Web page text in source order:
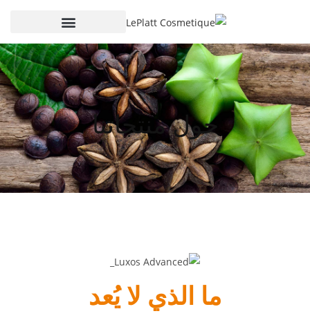
حول منتجاتنا
ما الذي لا يُعد